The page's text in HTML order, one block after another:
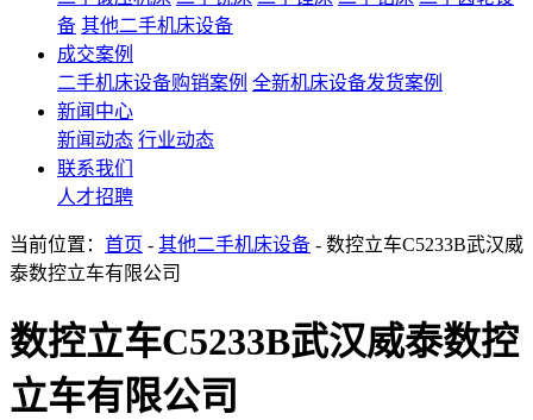
备 其他二手机床设备
成交案例
二手机床设备购销案例 全新机床设备发货案例
新闻中心
新闻动态 行业动态
联系我们
人才招聘
当前位置： 首页 - 其他二手机床设备 - 数控立车C5233B武汉威
泰数控立车有限公司
数控立车C5233B武汉威泰数控
立车有限公司